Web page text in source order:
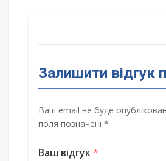
Залишити відгук
Ваш email не буде
поля позначені *
Ваш відгук*